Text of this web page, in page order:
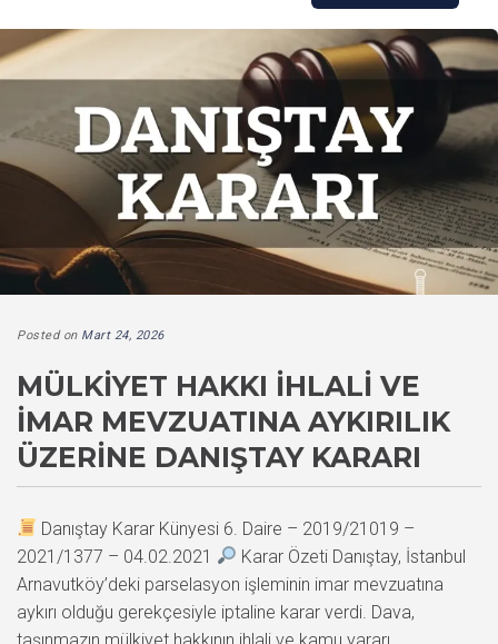
Posted on Mart 24, 2026
MÜLKIYET HAKKI İHLALI VE
İMAR MEVZUATINA AYKIRILIK
ÜZERINE DANIŞTAY KARARI
Danıştay Karar Künyesi 6. Daire – 2019/21019 –
2021/1377 – 04.02.2021
Karar Özeti Danıştay, İstanbul
Arnavutköy’deki parselasyon işleminin imar mevzuatına
aykırı olduğu gerekçesiyle iptaline karar verdi. Dava,